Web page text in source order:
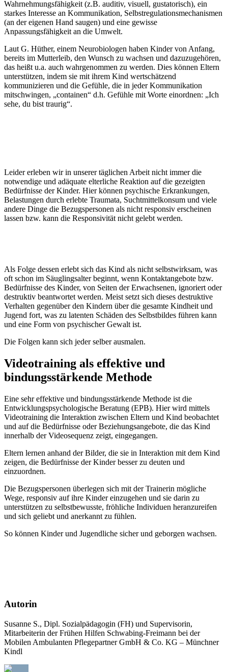
Wahrnehmungsfähigkeit (z.B. auditiv, visuell, gustatorisch), ein
starkes Interesse an Kommunikation, Selbstregulationsmechanismen
(an der eigenen Hand saugen) und eine gewisse
Anpassungsfähigkeit an die Umwelt.
Laut G. Hüther, einem Neurobiologen haben Kinder von Anfang,
bereits im Mutterleib, den Wunsch zu wachsen und dazuzugehören,
das heißt u.a. auch wahrgenommen zu werden. Dies können Eltern
unterstützen, indem sie mit ihrem Kind wertschätzend
kommunizieren und die Gefühle, die in jeder Kommunikation
mitschwingen, „containen“ d.h. Gefühle mit Worte einordnen: „Ich
sehe, du bist traurig“.
Leider erleben wir in unserer täglichen Arbeit nicht immer die
notwendige und adäquate elterliche Reaktion auf die gezeigten
Bedürfnisse der Kinder. Hier können psychische Erkrankungen,
Belastungen durch erlebte Traumata, Suchtmittelkonsum und viele
andere Dinge die Bezugspersonen als nicht responsiv erscheinen
lassen bzw. kann die Responsivität nicht gelebt werden.
Als Folge dessen erlebt sich das Kind als nicht selbstwirksam, was
oft schon im Säuglingsalter beginnt, wenn Kontaktangebote bzw.
Bedürfnisse des Kinder, von Seiten der Erwachsenen, ignoriert oder
destruktiv beantwortet werden. Meist setzt sich dieses destruktive
Verhalten gegenüber den Kindern über die gesamte Kindheit und
Jugend fort, was zu latenten Schäden des Selbstbildes führen kann
und eine Form von psychischer Gewalt ist.
Die Folgen kann sich jeder selber ausmalen.
Videotraining als effektive und
bindungsstärkende Methode
Eine sehr effektive und bindungsstärkende Methode ist die
Entwicklungspsychologische Beratung (EPB). Hier wird mittels
Videotraining die Interaktion zwischen Eltern und Kind beobachtet
und auf die Bedürfnisse oder Beziehungsangebote, die das Kind
innerhalb der Videosequenz zeigt, eingegangen.
Eltern lernen anhand der Bilder, die sie in Interaktion mit dem Kind
zeigen, die Bedürfnisse der Kinder besser zu deuten und
einzuordnen.
Die Bezugspersonen überlegen sich mit der Trainerin mögliche
Wege, responsiv auf ihre Kinder einzugehen und sie darin zu
unterstützen zu selbstbewusste, fröhliche Individuen heranzureifen
und sich geliebt und anerkannt zu fühlen.
So können Kinder und Jugendliche sicher und geborgen wachsen.
Autorin
Susanne S., Dipl. Sozialpädagogin (FH) und Supervisorin,
Mitarbeiterin der Frühen Hilfen Schwabing-Freimann bei der
Mobilen Ambulanten Pflegepartner GmbH & Co. KG – Münchner
Kindl